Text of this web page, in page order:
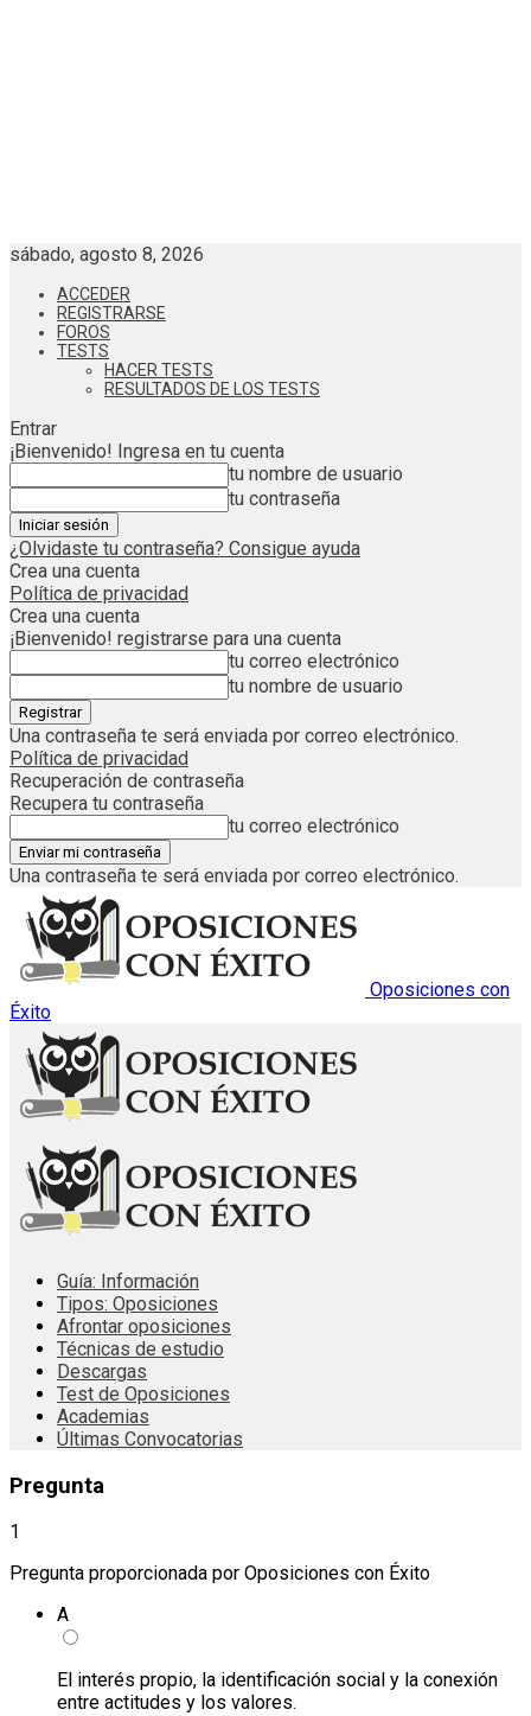
sábado, agosto 8, 2026
ACCEDER
REGISTRARSE
FOROS
TESTS
HACER TESTS
RESULTADOS DE LOS TESTS
Entrar
¡Bienvenido! Ingresa en tu cuenta
tu nombre de usuario
tu contraseña
¿Olvidaste tu contraseña? Consigue ayuda
Crea una cuenta
Política de privacidad
Crea una cuenta
¡Bienvenido! registrarse para una cuenta
tu correo electrónico
tu nombre de usuario
Una contraseña te será enviada por correo electrónico.
Política de privacidad
Recuperación de contraseña
Recupera tu contraseña
tu correo electrónico
Una contraseña te será enviada por correo electrónico.
Oposiciones con
Éxito
Guía: Información
Tipos: Oposiciones
Afrontar oposiciones
Técnicas de estudio
Descargas
Test de Oposiciones
Academias
Últimas Convocatorias
Pregunta
1
Pregunta proporcionada por Oposiciones con Éxito
A
El interés propio, la identificación social y la conexión
entre actitudes y los valores.